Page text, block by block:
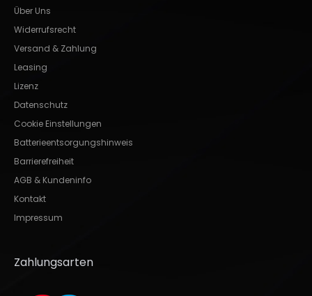
Über Uns
Widerrufsrecht
Versand & Zahlung
Leasing
Lizenz
Datenschutz
Cookie Einstellungen
Batterieentsorgungshinweis
Barrierefreiheit
AGB & Kundeninfo
Kontakt
Impressum
Zahlungsarten